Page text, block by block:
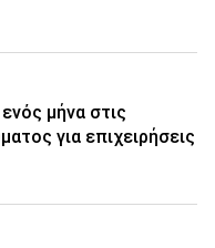
μήνα στις
για επιχειρήσεις